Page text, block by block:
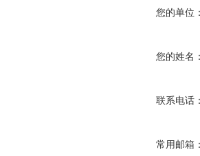
您的单位
您的姓名
联系电话
常用邮箱